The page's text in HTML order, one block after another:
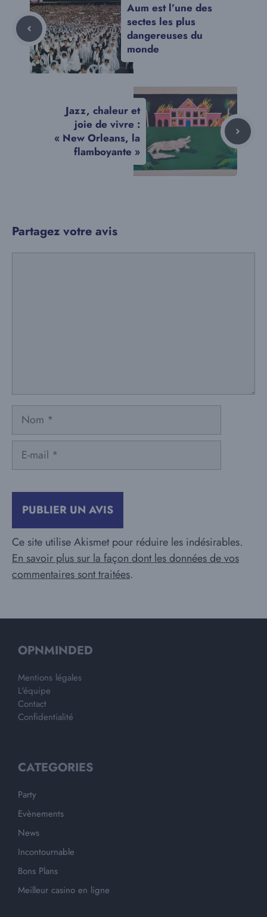
Aum est l’une des
sectes les plus
dangereuses du
monde
Jazz, chaleur et
joie de vivre :
« New Orleans, la
flamboyante »
Partagez votre avis
Nom
Ce site utilise Akismet pour réduire les indésirables.
En savoir plus sur la façon dont les données de vos
commentaires sont traitées.
OPNMINDED
Mentions légales
L'équipe
Contact
Confidentialité
CATEGORIES
Party
Evènements
News
Incontournable
Bons Plans
Meilleur casino en ligne